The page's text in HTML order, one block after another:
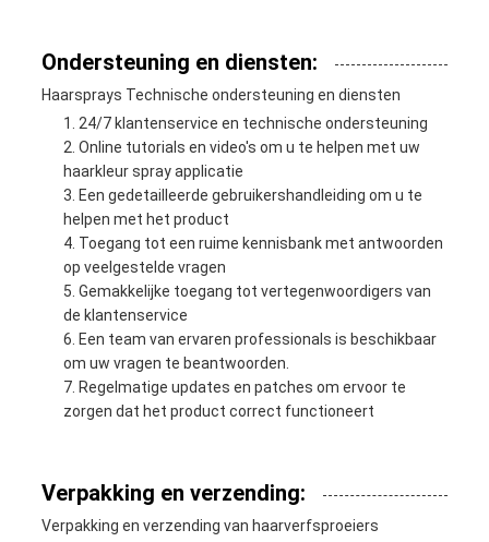
Ondersteuning en diensten:
Haarsprays Technische ondersteuning en diensten
24/7 klantenservice en technische ondersteuning
Online tutorials en video's om u te helpen met uw
haarkleur spray applicatie
Een gedetailleerde gebruikershandleiding om u te
helpen met het product
Toegang tot een ruime kennisbank met antwoorden
op veelgestelde vragen
Gemakkelijke toegang tot vertegenwoordigers van
de klantenservice
Een team van ervaren professionals is beschikbaar
om uw vragen te beantwoorden.
Regelmatige updates en patches om ervoor te
zorgen dat het product correct functioneert
Verpakking en verzending:
Verpakking en verzending van haarverfsproeiers